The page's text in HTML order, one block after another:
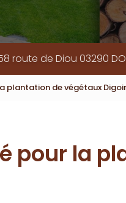
route de Diou 03290
plantation de végétaux
pour la